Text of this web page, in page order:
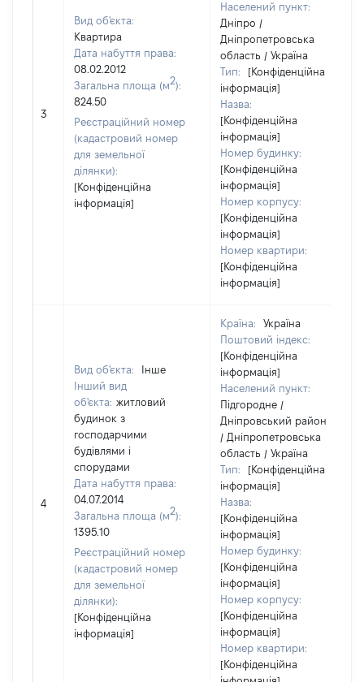
3
Вид об'єкта:
Квартира
Дата набуття права:
08.02.2012
Загальна площа (м2):
824.50
Реєстраційний номер
(кадастровий номер
для земельної
ділянки):
[Конфіденційна
інформація]
Населений пункт:
Дніпро /
Дніпропетровська
область / Україна
Тип:
[Конфіденційна
інформація]
Назва:
[Конфіденційна
інформація]
Номер будинку:
[Конфіденційна
інформація]
Номер корпусу:
[Конфіденційна
інформація]
Номер квартири:
[Конфіденційна
інформація]
4
Вид об'єкта:
Інше
Інший вид
об'єкта: житловий
будинок з
господарчими
будівлями і
спорудами
Дата набуття права:
04.07.2014
Загальна площа (м2):
1395.10
Реєстраційний номер
(кадастровий номер
для земельної
ділянки):
[Конфіденційна
інформація]
Країна:
Україна
Поштовий індекс:
[Конфіденційна
інформація]
Населений пункт:
Підгородне /
Дніпровський район
/ Дніпропетровська
область / Україна
Тип:
[Конфіденційна
інформація]
Назва:
[Конфіденційна
інформація]
Номер будинку:
[Конфіденційна
інформація]
Номер корпусу:
[Конфіденційна
інформація]
Номер квартири:
[Конфіденційна